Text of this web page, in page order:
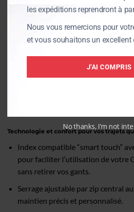
Dotés d’une coque de protection
les phalanges, offrant une sécurité
impacts.
Renforts en cuir sur la paume et
une meilleure adhérence et une
l’usure.
Technologie et confort pour vos trajets
Index compatible “smart touch”
pour faciliter l’utilisation de votre
sans retirer vos gants.
Serrage ajustable par zip central
maintien précis et personnalisé.
les expéditions reprendront à
Nous vous remercions pour
et vous souhaitons un excellent
J'AI COMPRIS
No thanks, I’m not